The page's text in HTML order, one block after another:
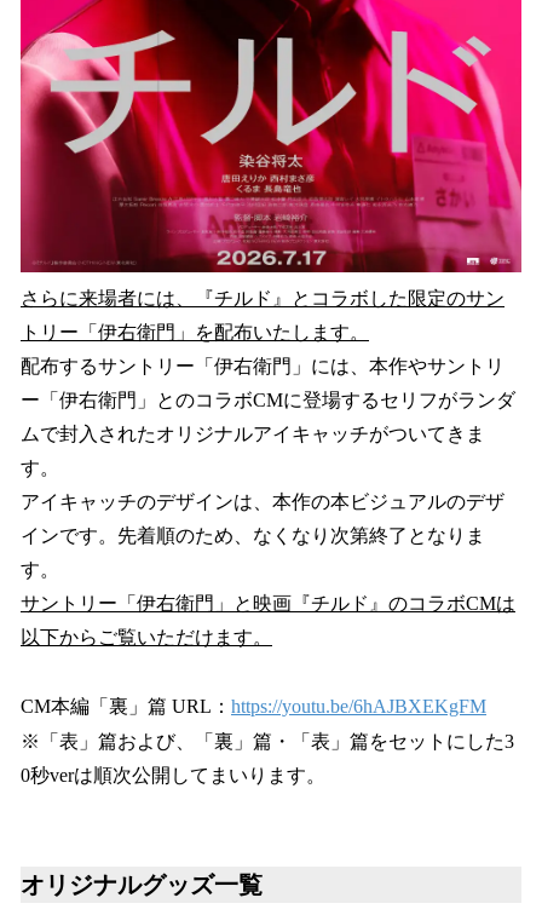
さらに来場者には、『チルド』とコラボした限定のサン
トリー「伊右衛門」を配布いたします。
配布するサントリー「伊右衛門」には、本作やサントリ
ー「伊右衛門」とのコラボCMに登場するセリフがランダ
ムで封入されたオリジナルアイキャッチがついてきま
す。
アイキャッチのデザインは、本作の本ビジュアルのデザ
インです。先着順のため、なくなり次第終了となりま
す。
サントリー「伊右衛門」と映画『チルド』のコラボCMは
以下からご覧いただけます。
CM本編「裏」篇 URL： https://youtu.be/6hAJBXEKgFM
※「表」篇および、「裏」篇・「表」篇をセットにした3
0秒verは順次公開してまいります。
オリジナルグッズ一覧